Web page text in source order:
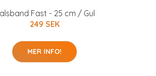
Fast - 25 cm / Gul
249 SEK
MER INFO!